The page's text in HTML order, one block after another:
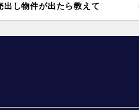
出し物件が出たら教えて